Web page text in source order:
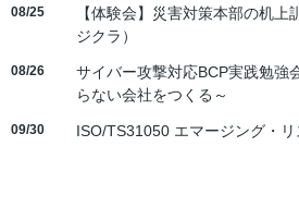
08/25
【体験会】災害対策本部の机
ジクラ）
08/26
サイバー攻撃対応BCP実践勉強
らない会社をつくる～
09/30 ISO/TS31050 エマージング・リ